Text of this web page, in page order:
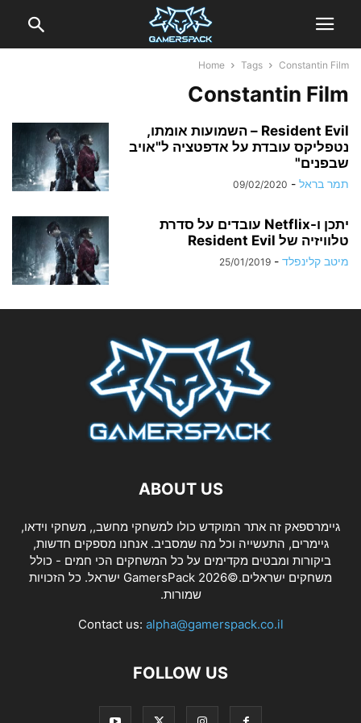
Home Tags Constantin Film
Constantin Film
Resident Evil – השמועות אומתו,
נטפליקס עובדת על אדפטציה ל"אויב
שבפנים"
תמר בראל -
09/02/2020
יתכן ו-Netflix עובדים על סדרת
טלוויזיה של Resident Evil
מיטב קלינפלד -
25/01/2019
ABOUT US
גיימרספאק זה אתר המוקדש כולו למשחקי מחשב,, משחקי וידאו,
גיימרים, התעשייה וכל מה שמסביב. אנחנו מספקים חדשות,
ביקורות ומבטים מקדימים על כל המשחקים הכי חמים - כולל
משחקים ישראלים.©2026 GamersPack ישראל. כל הזכויות
שמורות.
Contact us: alpha@gamerspack.co.il
FOLLOW US